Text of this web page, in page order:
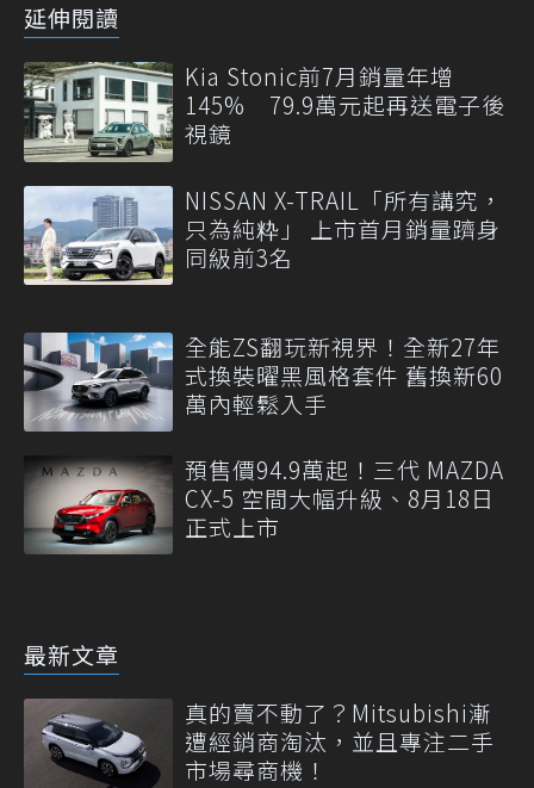
延伸閱讀
Kia Stonic前7月銷量年增
145% 79.9萬元起再送電子後
視鏡
NISSAN X-TRAIL「所有講究，
只為純粋」 上市首月銷量躋身
同級前3名
全能ZS翻玩新視界！全新27年
式換裝曜黑風格套件 舊換新60
萬內輕鬆入手
預售價94.9萬起！三代 MAZDA
CX-5 空間大幅升級、8月18日
正式上市
最新文章
真的賣不動了？Mitsubishi漸
遭經銷商淘汰，並且專注二手
市場尋商機！